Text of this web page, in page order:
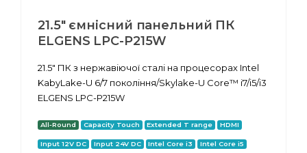
21.5" ємнісний панельний ПК
ELGENS LPC-P215W
21.5" ПК з нержавіючої сталі на процесорах Intel
KabyLake-U 6/7 покоління/Skylake-U Core™ i7/i5/i3
ELGENS LPC-P215W
All-Round Capacity Touch Extended T range HDMI
Input 12V DC Input 24V DC Intel Core i3 Intel Core i5